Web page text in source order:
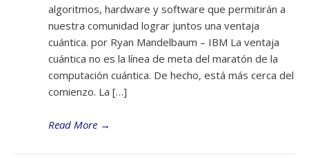
algoritmos, hardware y software que permitirán a
nuestra comunidad lograr juntos una ventaja
cuántica. por Ryan Mandelbaum – IBM La ventaja
cuántica no es la línea de meta del maratón de la
computación cuántica. De hecho, está más cerca del
comienzo. La […]
Read More →